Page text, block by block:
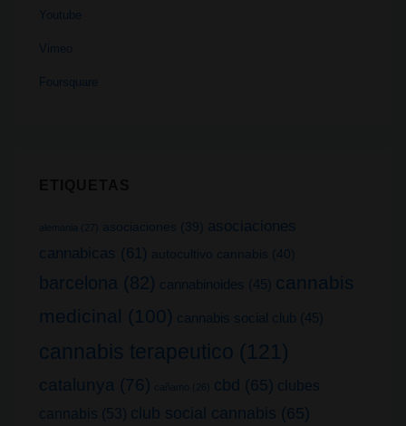
Youtube
Vimeo
Foursquare
alemania (27) asociaciones (39)
asociaciones
cannabicas (61) autocultivo cannabis (40)
barcelona (82) cannabinoides (45) cannabis
medicinal (100) cannabis social club (45)
cannabis terapeutico (121)
catalunya (76) cañamo (26) cbd (65) clubes
cannabis (53) club social cannabis (65)